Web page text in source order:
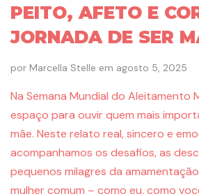
PEITO, AFETO E
JORNADA DE SER
por Marcella Stelle em agosto 5, 2025
Na Semana Mundial do Aleitamento
espaço para ouvir quem mais
mãe. Neste relato real, sincero e
acompanhamos os desafios, as
pequenos milagres da
mulher comum – como eu, como